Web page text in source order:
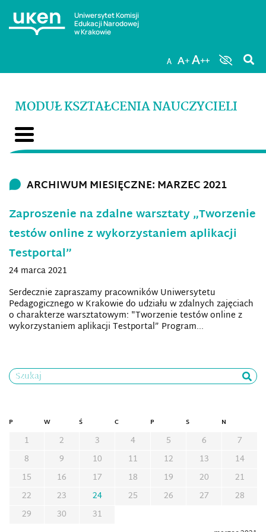
Uniwersytet Komisji
Edukacji Narodowej
w Krakowie
MODUŁ KSZTAŁCENIA NAUCZYCIELI
ARCHIWUM MIESIĘCZNE: MARZEC 2021
Zaproszenie na zdalne warsztaty „Tworzenie
testów online z wykorzystaniem aplikacji
Testportal”
24 marca 2021
Serdecznie zapraszamy pracowników Uniwersytetu
Pedagogicznego w Krakowie do udziału w zdalnych zajęciach
o charakterze warsztatowym: "Tworzenie testów online z
wykorzystaniem aplikacji Testportal” Program...
Szukaj
P W Ś C P S N
1 2 3 4 5 6
7
8
9 10 11 12 13
14
15
16 17 18 19 20
21
22
23 24 25 26 27
28
29
30 31